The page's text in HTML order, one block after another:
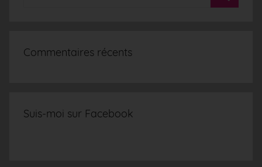
Commentaires récents
Suis-moi sur Facebook